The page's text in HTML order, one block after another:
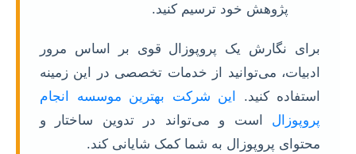
پژوهش خود ترسیم کنید.
برای نگارش یک پروپوزال قوی بر اساس مرور
ادبیات، می‌توانید از خدمات تخصصی در این زمینه
استفاده کنید.
این شرکت بهترین موسسه انجام
پروپوزال است و می‌تواند در تدوین ساختار و
محتوای پروپوزال به شما کمک شایانی کند.